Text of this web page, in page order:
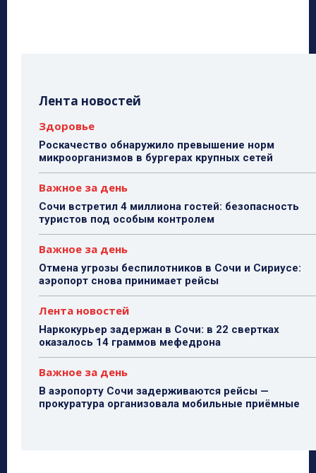
Лента новостей
Здоровье
Роскачество обнаружило превышение норм
микроорганизмов в бургерах крупных сетей
Важное за день
Сочи встретил 4 миллиона гостей: безопасность
туристов под особым контролем
Важное за день
Отмена угрозы беспилотников в Сочи и Сириусе:
аэропорт снова принимает рейсы
Лента новостей
Наркокурьер задержан в Сочи: в 22 свертках
оказалось 14 граммов мефедрона
Важное за день
В аэропорту Сочи задерживаются рейсы —
прокуратура организовала мобильные приёмные